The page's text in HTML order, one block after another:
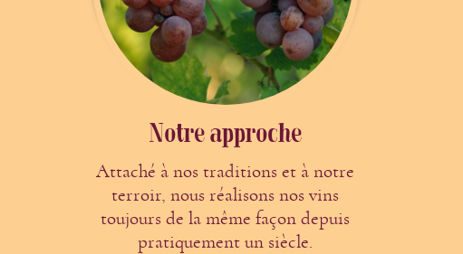
Notre approche
Attaché à nos traditions et à notre
terroir, nous réalisons nos vins
toujours de la même façon depuis
pratiquement un siècle.